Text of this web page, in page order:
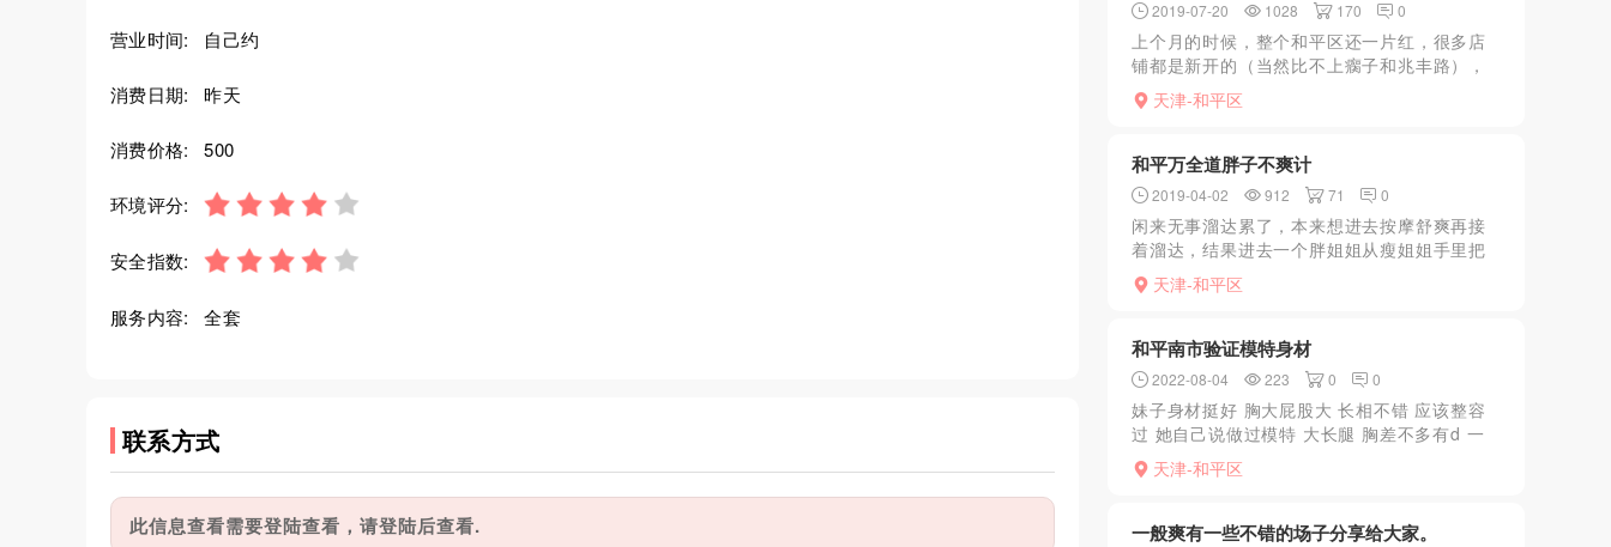
营业时间: 自己约
消费日期: 昨天
消费价格: 500
环境评分:
安全指数:
服务内容: 全套
联系方式
此信息查看需要登陆查看，请登陆后查看.
2019-07-20 1028 170 0
上个月的时候，整个和平区还一片红，很多店
铺都是新开的（当然比不上瘸子和兆丰路），
各种百花齐放，现如今不知道怎么了，全凉
了，之前的花鸟鱼虫市场底商没了，原海河医
天津-和平区
和平万全道胖子不爽计
2019-04-02 912 71 0
闲来无事溜达累了，本来想进去按摩舒爽再接
着溜达，结果进去一个胖姐姐从瘦姐姐手里把
我拉进去了，没按两下就直接告诉直接100，无
从下家伙，扔了30跑路，太胖了，下不了家
天津-和平区
和平南市验证模特身材
2022-08-04 223 0 0
妹子身材挺好 胸大屁股大 长相不错 应该整容
过 她自己说做过模特 大长腿 胸差不多有d 一
手摸屁股 一手揉胸 口活真不错 换上黑丝 后入
差点交枪 换了几个姿势 半...
天津-和平区
一般爽有一些不错的场子分享给大家。